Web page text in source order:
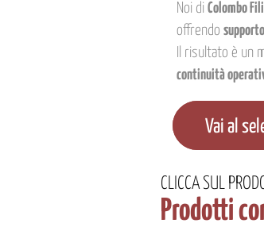
Noi di Colombo
offrendo
Il risultato è un
continuità
Vai al
CLICCA SUL
Prodotti